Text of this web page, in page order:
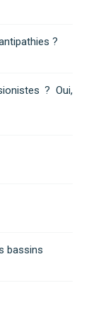
?
? Oui,
bassins